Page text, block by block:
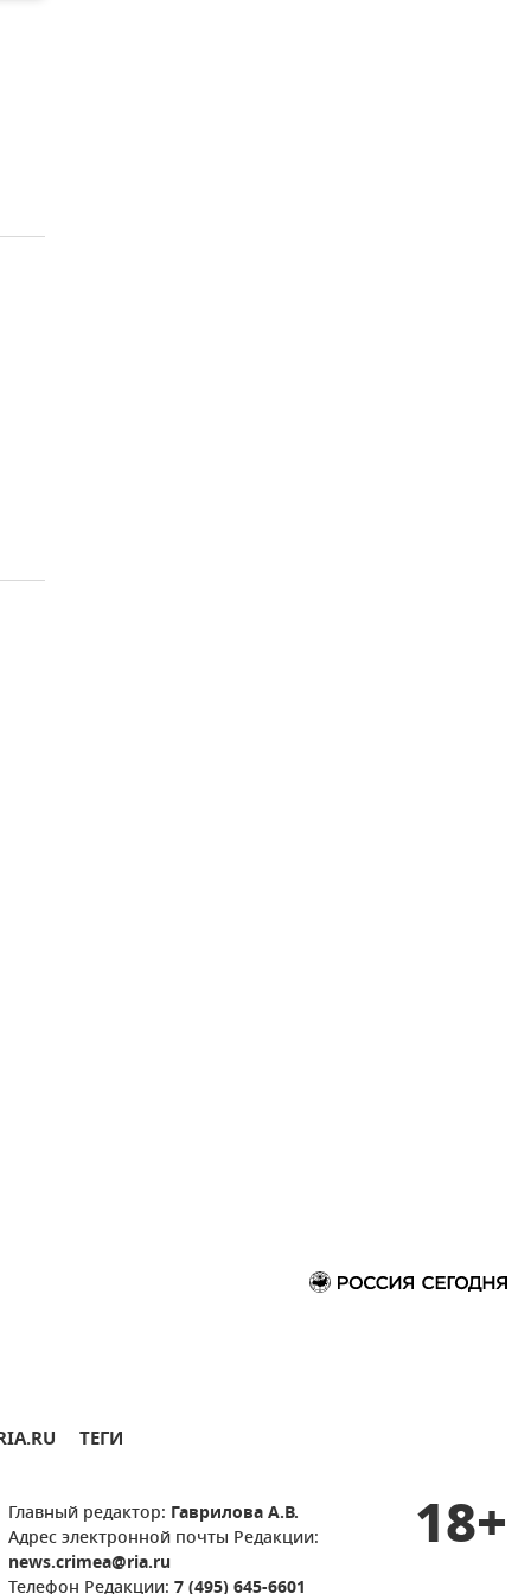
ТЕГИ
Главный редактор: Гаврилова А.В.
Адрес электронной почты Редакции:
news.crimea@ria.ru
18+